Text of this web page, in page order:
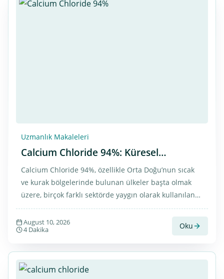
Uzmanlık Makaleleri
Calcium Chloride 94%: Küresel
Endüstriler ve Arap Ülkelerine İhracat
İçin Stratejik Bir Ürün
Calcium Chloride 94%, özellikle Orta Doğu’nun sıcak
ve kurak bölgelerinde bulunan ülkeler başta olmak
üzere, birçok farklı sektörde yaygın olarak kullanılan
önemli bir kimyasal üründür. Kimyasal ürünlerin
güvenilir tedarikçilerinden biri olan PETROLA, yüksek
kaliteli Calcium Chloride ürünlerini iç pazara ve
sunmaktadır.Bu ürün; petrol ve gaz endüstrisi, inşaat
sektörü, toz kontrolü ve çeşitli endüstriyel proseslerde
August 10, 2026
4 Dakika
Oku